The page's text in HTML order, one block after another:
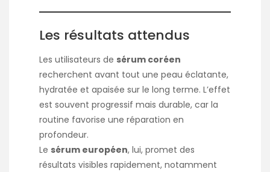
Les résultats attendus
Les utilisateurs de sérum coréen
recherchent avant tout une peau éclatante,
hydratée et apaisée sur le long terme. L’effet
est souvent progressif mais durable, car la
routine favorise une réparation en
profondeur.
Le sérum européen, lui, promet des
résultats visibles rapidement, notamment